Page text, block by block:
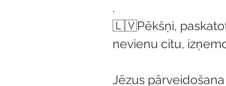
.
🇱🇻Pēkšņi,
nevienu citu,
Jēzus